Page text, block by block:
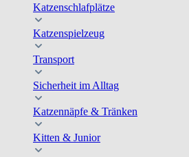
Katzenschlafplätze
Katzenspielzeug
Transport
Sicherheit im Alltag
Katzennäpfe & Tränken
Kitten & Junior